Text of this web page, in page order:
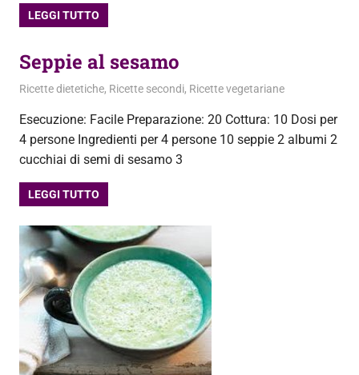
LEGGI TUTTO
Seppie al sesamo
10 Dicembre 2012
admin
Ricette dietetiche, Ricette secondi, Ricette vegetariane
Esecuzione: Facile Preparazione: 20 Cottura: 10 Dosi per
4 persone Ingredienti per 4 persone 10 seppie 2 albumi 2
cucchiai di semi di sesamo 3
LEGGI TUTTO